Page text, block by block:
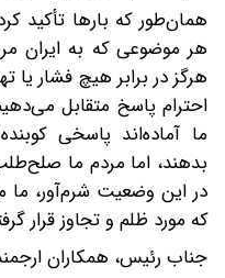
همان‌طور که بارها تأکید
هر موضوعی که به ایران
هرگز در برابر هیچ فشار یا
احترام پاسخ متقابل
ما آماده‌اند پاسخی
بدهند، اما مردم ما
در این وضعیت شرم‌آور، ما
که مورد ظلم و تجاوز قرار
جناب رئیس، همکاران